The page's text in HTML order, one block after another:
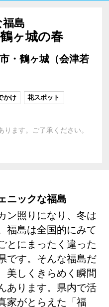
島
ヶ城の春
・鶴ヶ城（会津若
かけ 花スポット
ます。ご了承ください。
ニックな福島
ン照りになり、冬は
福島は全国的にみて
とにまったく違った
です。そんな福島だ
美しくきらめく瞬間
あります。県内で活
家がとらえた「福